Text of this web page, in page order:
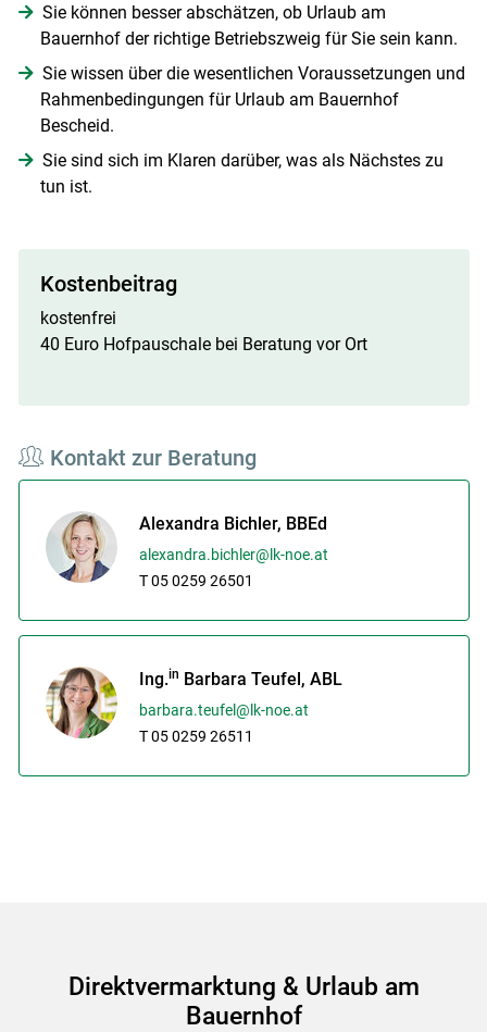
Sie können besser abschätzen, ob Urlaub am
Bauernhof der richtige Betriebszweig für Sie sein kann.
Sie wissen über die wesentlichen Voraussetzungen und
Rahmenbedingungen für Urlaub am Bauernhof
Bescheid.
Sie sind sich im Klaren darüber, was als Nächstes zu
tun ist.
Kostenbeitrag
kostenfrei
40 Euro Hofpauschale bei Beratung vor Ort
Kontakt zur Beratung
Alexandra Bichler, BBEd
alexandra.bichler@lk-noe.at
T 05 0259 26501
Ing.in Barbara Teufel, ABL
barbara.teufel@lk-noe.at
T 05 0259 26511
Direktvermarktung & Urlaub am
Bauernhof